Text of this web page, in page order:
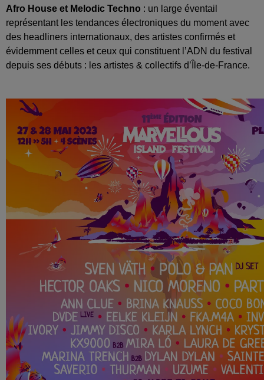
Afro House et Melodic Techno : un large éventail
représentant les tendances électroniques du moment avec
des headliners internationaux, des artistes confirmés et
évidemment celles et ceux qui constituent l’ADN du festival
depuis ses débuts : les artistes & collectifs d’Île-de-France.